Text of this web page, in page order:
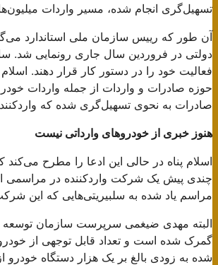
تسهیل‌گری انجام شده، مسیر واردات
دولتی در فروردین سال جاری رونمایی شد.
فعالیت خود را در دستور کار قرار دهند.
حوزه صادرات و واردات از جمله واردات
صادرات به نحوی تسهیل‌گری شده که
هنوز خبری از خودروهای وارداتی نیست
اسلام پناه در حالی این ادعا را مطرح
چندی پیش یک شرکت واردکننده در مراسمی
مراسم یاد شده به سلبیریتی‌هایی که این
گمرک شده است و تعداد قابل توجهی از
شده به زودی بالغ بر یک هزار دستگاه